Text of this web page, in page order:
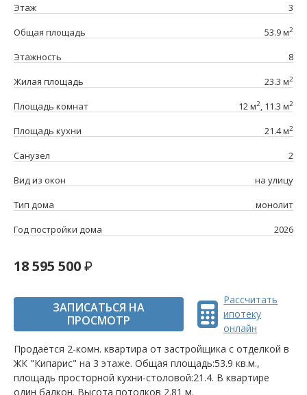
Этаж
3
Общая площадь
53.9 м2
Этажность
8
Жилая площадь
23.3 м2
Площадь комнат 12 м2, 11.3 м2
Площадь кухни 21.4 м2
Санузел
2
Вид из окон
на улицу
Тип дома
монолит
Год постройки дома
2026
18 595 500
ЗАПИСАТЬСЯ НА
ПРОСМОТР
Рассчитать
ипотеку
онлайн
Продаётся 2-комн. квартира от застройщика c отделкой в
ЖК "Кипарис" на 3 этаже. Общая площадь:53.9 кв.м.,
площадь просторной кухни-столовой:21.4. B квартире
один балкон. Высота потолков 2.81 м.